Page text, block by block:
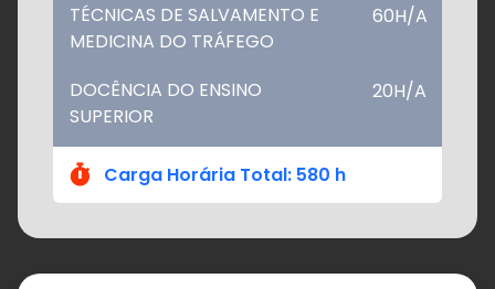
TÉCNICAS DE SALVAMENTO E
MEDICINA DO TRÁFEGO
60H/A
DOCÊNCIA DO ENSINO
SUPERIOR
20H/A
Carga Horária Total: 580 h